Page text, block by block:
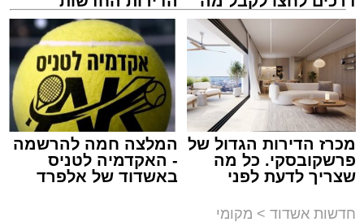
מתחם חנייה בחוף אשדוד. צילום: עופר אשטוקר
עופר אשטוקר / 14:54 06.08.26
חנייה חינם בחופי אשדוד
שמגיע לכם
למכירה באשדוד >>>
מכרז הדירות הגדול של
פרשקובסקי. כל מה
שצריך לדעת לפני
באשדוד
המלצה חמה להרשמה
- האקדמיה לטניס
באשדוד של אלפרד
חדשות אשדוד > מקומי